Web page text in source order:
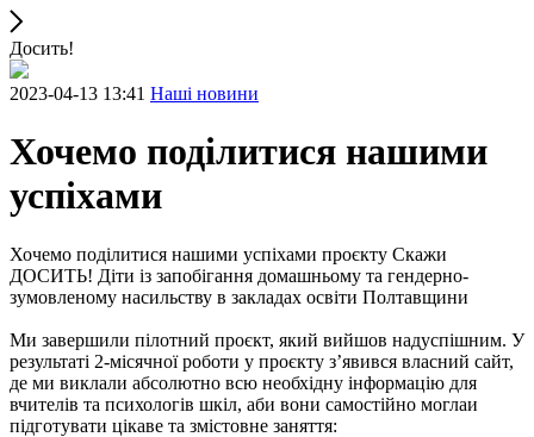
Досить!
2023-04-13 13:41 Наші новини
Хочемо поділитися нашими
успіхами
Хочемо поділитися нашими успіхами проєкту Скажи
ДОСИТЬ! Діти із запобігання домашньому та гендерно-
зумовленому насильству в закладах освіти Полтавщини
Ми завершили пілотний проєкт, який вийшов надуспішним. У
результаті 2-місячної роботи у проєкту з’явився власний сайт,
де ми виклали абсолютно всю необхідну інформацію для
вчителів та психологів шкіл, аби вони самостійно моглаи
підготувати цікаве та змістовне заняття: